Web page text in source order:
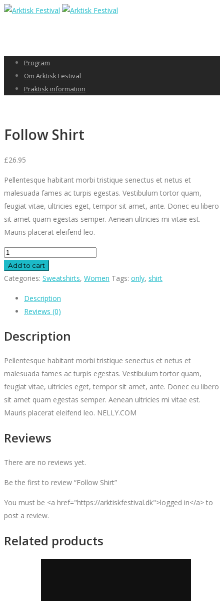
Program
Om Arktisk Festival
Praktisk information
Follow Shirt
£26.95
Pellentesque habitant morbi tristique senectus et netus et
malesuada fames ac turpis egestas. Vestibulum tortor quam,
feugiat vitae, ultricies eget, tempor sit amet, ante. Donec eu libero
sit amet quam egestas semper. Aenean ultricies mi vitae est.
Mauris placerat eleifend leo.
Add to cart
Categories: Sweatshirts, Women Tags: only, shirt
Description
Reviews (0)
Description
Pellentesque habitant morbi tristique senectus et netus et
malesuada fames ac turpis egestas. Vestibulum tortor quam,
feugiat vitae, ultricies eget, tempor sit amet, ante. Donec eu libero
sit amet quam egestas semper. Aenean ultricies mi vitae est.
Mauris placerat eleifend leo. NELLY.COM
Reviews
There are no reviews yet.
Be the first to review “Follow Shirt”
You must be <a href="https://arktiskfestival.dk">logged in</a> to
post a review.
Related products